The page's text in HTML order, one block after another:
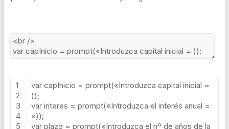
1
2
3
4
5
var capInicio = prompt(«Introduzca capital inicial =
));
var interes = prompt(«Introduzca el interés anual =
«));
var plazo = prompt(«Introduzca el nº de años de la